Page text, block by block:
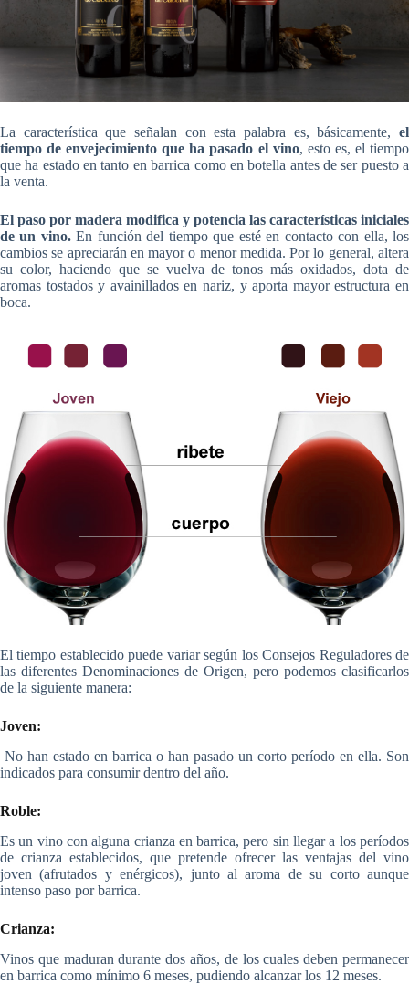
La característica que señalan con esta palabra es, básicamente, el
tiempo de envejecimiento que ha pasado el vino, esto es, el tiempo
que ha estado en tanto en barrica como en botella antes de ser puesto a
la venta.
El paso por madera modifica y potencia las características iniciales
de un vino.En función del tiempo que esté en contacto con ella, los
cambios se apreciarán en mayor o menor medida. Por lo general, altera
su color, haciendo que se vuelva de tonos más oxidados, dota de
aromas tostados y avainillados en nariz, y aporta mayor estructura en
boca.
El tiempo establecido puede variar según los Consejos Reguladores de
las diferentes Denominaciones de Origen, pero podemos clasificarlos
de la siguiente manera:
Joven:
No han estado en barrica o han pasado un corto período en ella. Son
indicados para consumir dentro del año.
Roble:
Es un vino con alguna crianza en barrica, pero sin llegar a los períodos
de crianza establecidos, que pretende ofrecer las ventajas del vino
joven (afrutados y enérgicos), junto al aroma de su corto aunque
intenso paso por barrica.
Crianza:
Vinos que maduran durante dos años, de los cuales deben permanecer
en barrica como mínimo 6 meses, pudiendo alcanzar los 12 meses.